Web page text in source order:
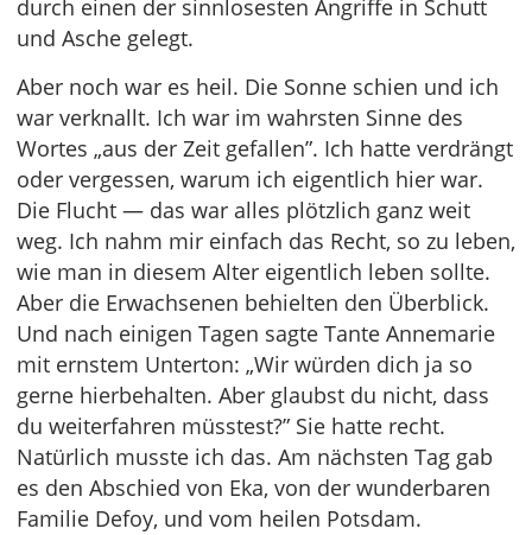
durch einen der sinnlosesten Angriffe in Schutt
und Asche gelegt.
Aber noch war es heil. Die Sonne schien und ich
war verknallt. Ich war im wahrsten Sinne des
Wortes „aus der Zeit gefallen”. Ich hatte verdrängt
oder vergessen, warum ich eigentlich hier war.
Die Flucht — das war alles plötzlich ganz weit
weg. Ich nahm mir einfach das Recht, so zu leben,
wie man in diesem Alter eigentlich leben sollte.
Aber die Erwachsenen behielten den Überblick.
Und nach einigen Tagen sagte Tante Annemarie
mit ernstem Unterton: „Wir würden dich ja so
gerne hierbehalten. Aber glaubst du nicht, dass
du weiterfahren müsstest?” Sie hatte recht.
Natürlich musste ich das. Am nächsten Tag gab
es den Abschied von Eka, von der wunderbaren
Familie Defoy, und vom heilen Potsdam.